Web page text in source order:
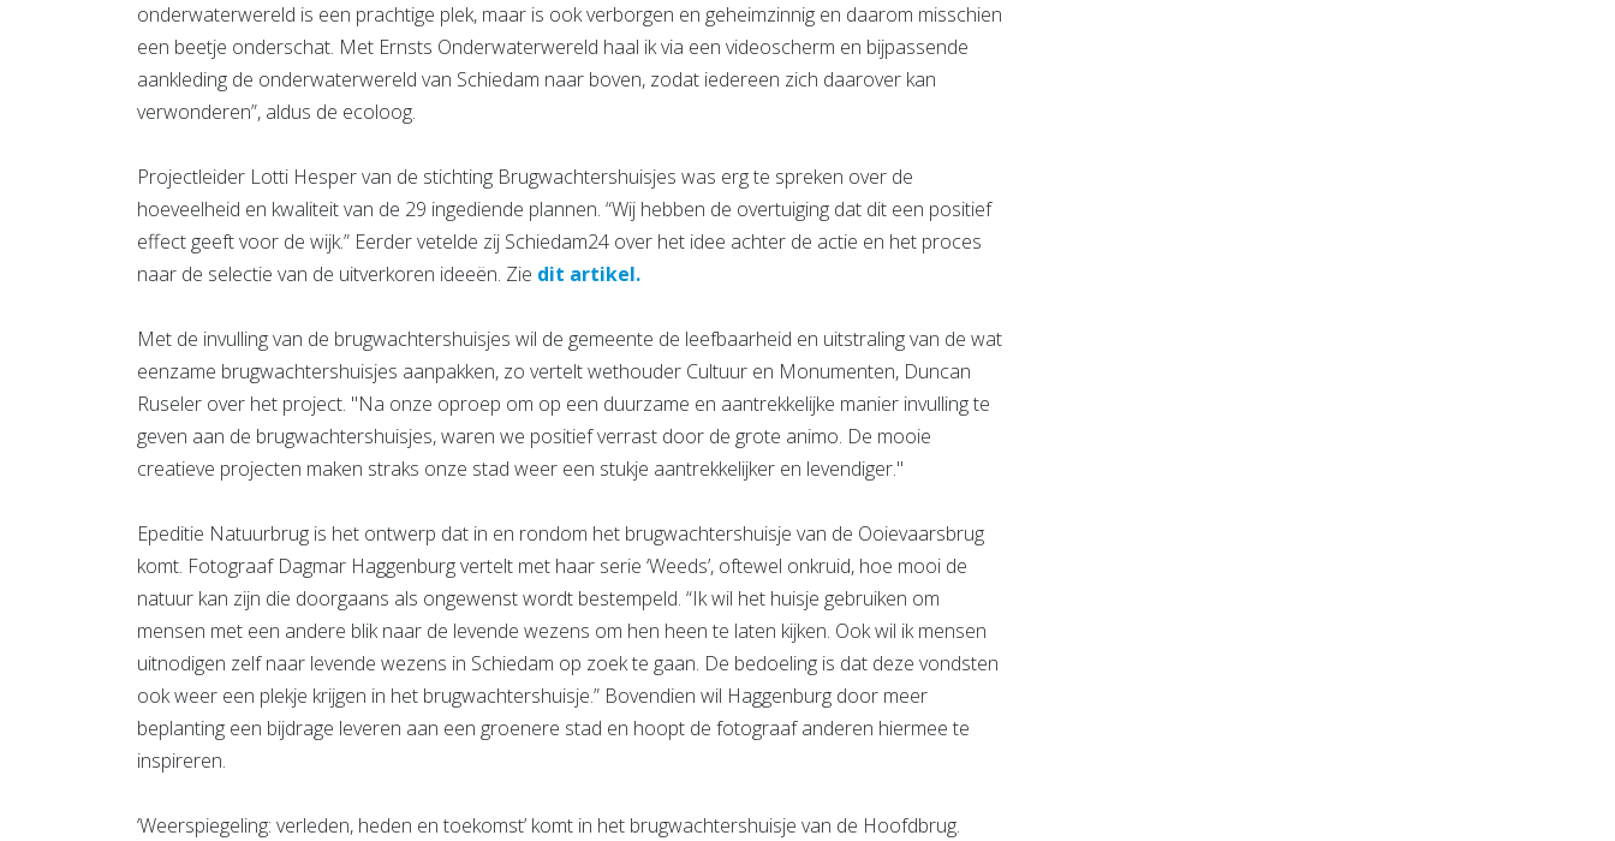
onderwaterwereld is een prachtige plek, maar is ook verborgen en geheimzinnig en daarom misschien
een beetje onderschat. Met Ernsts Onderwaterwereld haal ik via een videoscherm en bijpassende
aankleding de onderwaterwereld van Schiedam naar boven, zodat iedereen zich daarover kan
verwonderen”, aldus de ecoloog.
Projectleider Lotti Hesper van de stichting Brugwachtershuisjes was erg te spreken over de
hoeveelheid en kwaliteit van de 29 ingediende plannen. “Wij hebben de overtuiging dat dit een positief
effect geeft voor de wijk.” Eerder vetelde zij Schiedam24 over het idee achter de actie en het proces
naar de selectie van de uitverkoren ideeën. Zie dit artikel.
Met de invulling van de brugwachtershuisjes wil de gemeente de leefbaarheid en uitstraling van de wat
eenzame brugwachtershuisjes aanpakken, zo vertelt wethouder Cultuur en Monumenten, Duncan
Ruseler over het project. "Na onze oproep om op een duurzame en aantrekkelijke manier invulling te
geven aan de brugwachtershuisjes, waren we positief verrast door de grote animo. De mooie
creatieve projecten maken straks onze stad weer een stukje aantrekkelijker en levendiger."
Epeditie Natuurbrug is het ontwerp dat in en rondom het brugwachtershuisje van de Ooievaarsbrug
komt. Fotograaf Dagmar Haggenburg vertelt met haar serie ‘Weeds’, oftewel onkruid, hoe mooi de
natuur kan zijn die doorgaans als ongewenst wordt bestempeld. “Ik wil het huisje gebruiken om
mensen met een andere blik naar de levende wezens om hen heen te laten kijken. Ook wil ik mensen
uitnodigen zelf naar levende wezens in Schiedam op zoek te gaan. De bedoeling is dat deze vondsten
ook weer een plekje krijgen in het brugwachtershuisje.” Bovendien wil Haggenburg door meer
beplanting een bijdrage leveren aan een groenere stad en hoopt de fotograaf anderen hiermee te
inspireren.
‘Weerspiegeling: verleden, heden en toekomst’ komt in het brugwachtershuisje van de Hoofdbrug.